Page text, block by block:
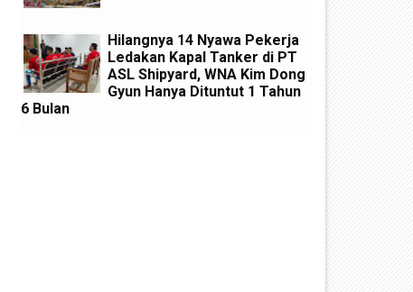
Hilangnya 14 Nyawa Pekerja
Ledakan Kapal Tanker di PT
ASL Shipyard, WNA Kim Dong
Gyun Hanya Dituntut 1 Tahun
6 Bulan